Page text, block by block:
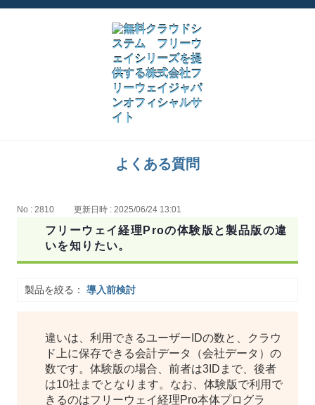
よくある質問
No : 2810 更新日時 : 2025/06/24 13:01
フリーウェイ経理Proの体験版と製品版の違
いを知りたい。
製品を絞る： 導入前検討
違いは、利用できるユーザーIDの数と、クラウ
ド上に保存できる会計データ（会社データ）の
数です。体験版の場合、前者は3IDまで、後者
は10社までとなります。なお、体験版で利用で
きるのはフリーウェイ経理Pro本体プログラ